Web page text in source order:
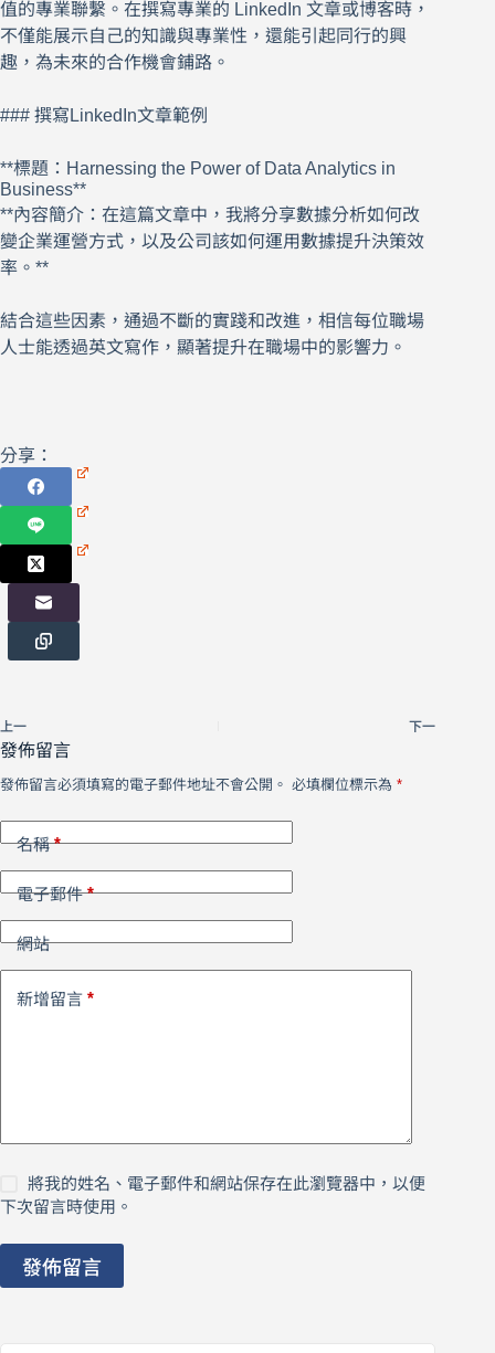
值的專業聯繫。在撰寫專業的 LinkedIn 文章或博客時，
不僅能展示自己的知識與專業性，還能引起同行的興
趣，為未來的合作機會鋪路。
### 撰寫LinkedIn文章範例
**標題：Harnessing the Power of Data Analytics in
Business**
**內容簡介：在這篇文章中，我將分享數據分析如何改
變企業運營方式，以及公司該如何運用數據提升決策效
率。**
結合這些因素，通過不斷的實踐和改進，相信每位職場
人士能透過英文寫作，顯著提升在職場中的影響力。
分享：
上一 下一
發佈留言
發佈留言必須填寫的電子郵件地址不會公開。 必填欄位標示為 *
名稱*
電子郵件*
網站
新增留言 *
將我的姓名、電子郵件和網站保存在此瀏覽器中，以便
下次留言時使用。
發佈留言